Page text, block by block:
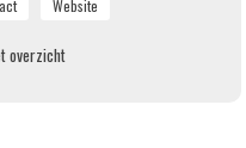
overzicht